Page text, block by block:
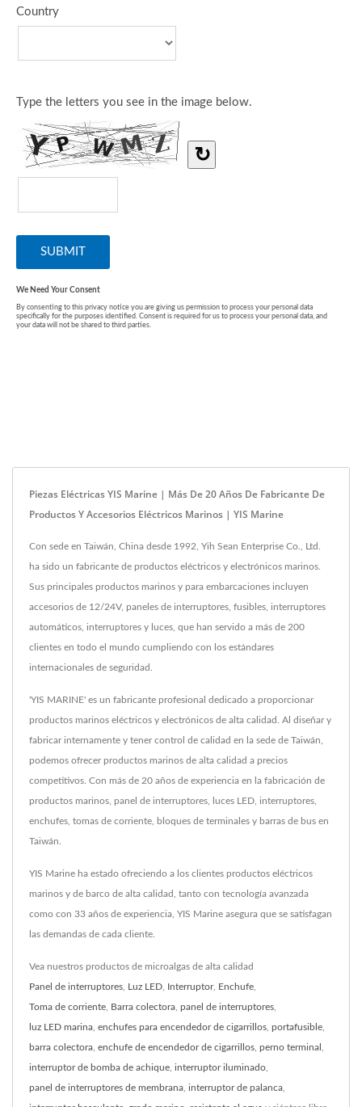
Piezas Eléctricas YIS Marine | Más De 20 Años De Fabricante De
Productos Y Accesorios Eléctricos Marinos | YIS Marine
Con sede en Taiwán, China desde 1992, Yih Sean Enterprise Co., Ltd.
ha sido un fabricante de productos eléctricos y electrónicos marinos.
Sus principales productos marinos y para embarcaciones incluyen
accesorios de 12/24V, paneles de interruptores, fusibles, interruptores
automáticos, interruptores y luces, que han servido a más de 200
clientes en todo el mundo cumpliendo con los estándares
internacionales de seguridad.
'YIS MARINE' es un fabricante profesional dedicado a proporcionar
productos marinos eléctricos y electrónicos de alta calidad. Al diseñar y
fabricar internamente y tener control de calidad en la sede de Taiwán,
podemos ofrecer productos marinos de alta calidad a precios
competitivos. Con más de 20 años de experiencia en la fabricación de
productos marinos, panel de interruptores, luces LED, interruptores,
enchufes, tomas de corriente, bloques de terminales y barras de bus en
Taiwán.
YIS Marine ha estado ofreciendo a los clientes productos eléctricos
marinos y de barco de alta calidad, tanto con tecnología avanzada
como con 33 años de experiencia, YIS Marine asegura que se satisfagan
las demandas de cada cliente.
Vea nuestros productos de microalgas de alta calidad
Panel de interruptores Luz LED Interruptor, Enchufe
Toma de corriente Barra colectora panel de interruptores
luz LED marina enchufes para encendedor de cigarrillos portafusible
barra colectora enchufe de encendedor de cigarrillos perno terminal
interruptor de bomba de achique interruptor iluminado
panel de interruptores de membrana interruptor de palanca